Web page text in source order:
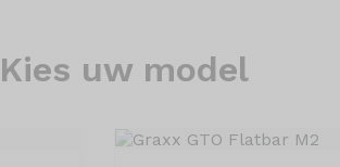
Kies uw model